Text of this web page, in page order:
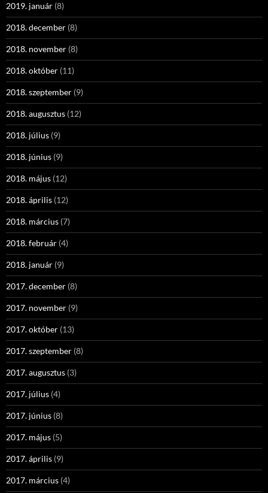
2019. január (8)
2018. december (8)
2018. november (8)
2018. október (11)
2018. szeptember (9)
2018. augusztus (12)
2018. július (9)
2018. június (9)
2018. május (12)
2018. április (12)
2018. március (7)
2018. február (4)
2018. január (9)
2017. december (8)
2017. november (9)
2017. október (13)
2017. szeptember (8)
2017. augusztus (3)
2017. július (4)
2017. június (8)
2017. május (5)
2017. április (9)
2017. március (4)